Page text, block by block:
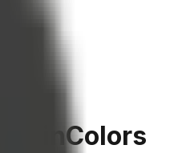
CoinColors